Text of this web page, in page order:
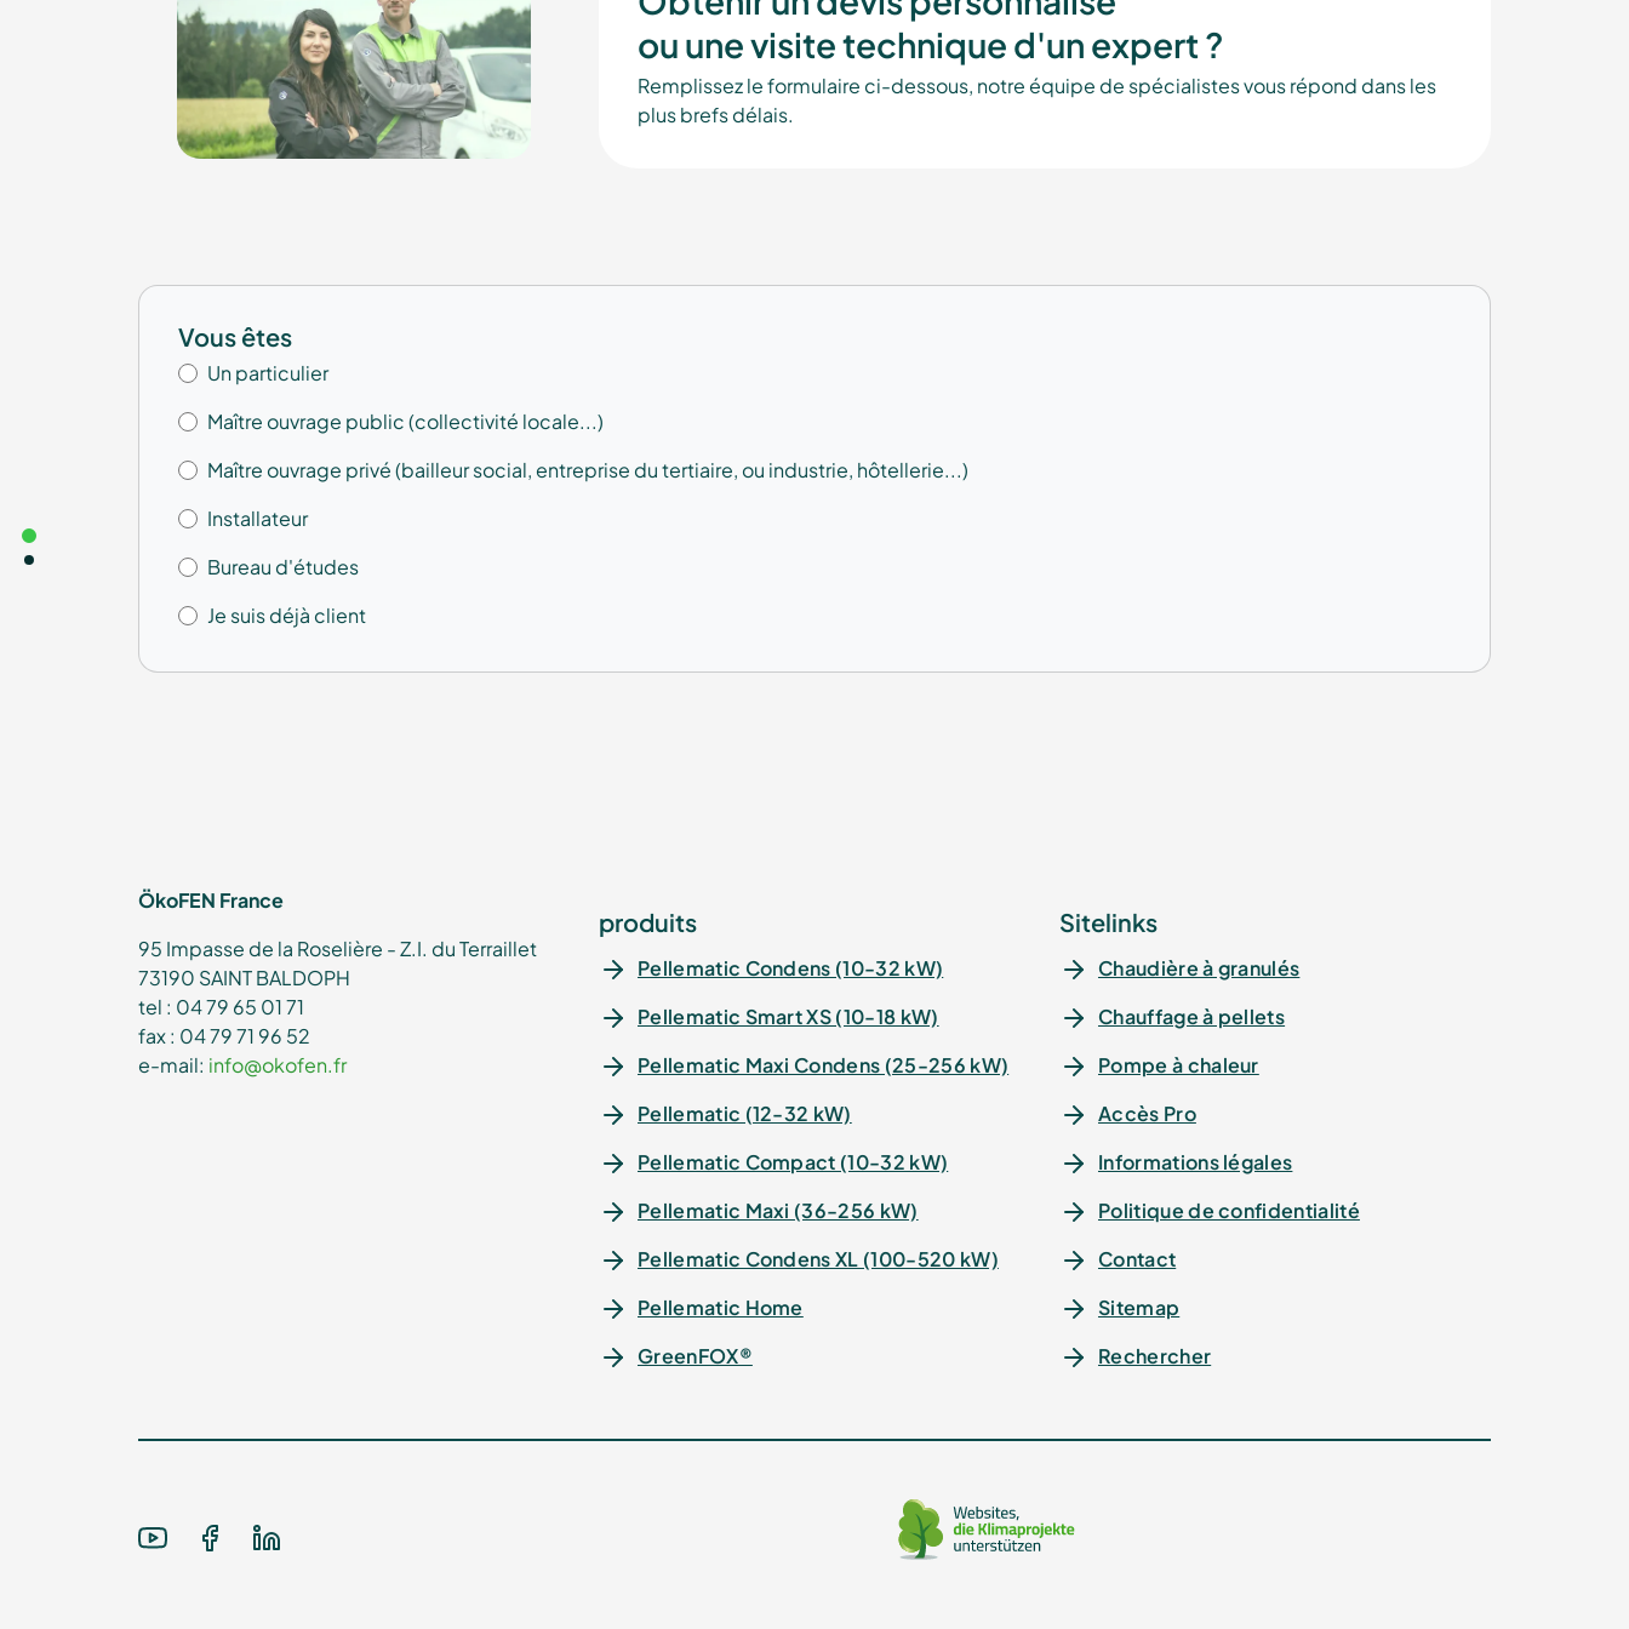
ou une visite technique d'un expert ?
Remplissez le formulaire ci-dessous, notre équipe de spécialistes vous répond dans les
plus brefs délais.
Vous êtes
Un particulier
Maître ouvrage public (collectivité locale...)
Maître ouvrage privé (bailleur social, entreprise du tertiaire, ou industrie, hôtellerie...)
Installateur
Bureau d'études
Je suis déjà client
ÖkoFEN France
95 Impasse de la Roselière - Z.I. du Terraillet
73190 SAINT BALDOPH
tel : 04 79 65 01 71
fax : 04 79 71 96 52
e-mail: info@okofen.fr
produits
Pellematic Condens (10-32 kW)
Pellematic Smart XS (10-18 kW)
Pellematic Maxi Condens (25-256 kW)
Pellematic (12-32 kW)
Pellematic Compact (10-32 kW)
Pellematic Maxi (36-256 kW)
Pellematic Condens XL (100-520 kW)
Pellematic Home
GreenFOX®
Sitelinks
Chaudière à granulés
Chauffage à pellets
Pompe à chaleur
Accès Pro
Informations légales
Politique de confidentialité
Contact
Sitemap
Rechercher